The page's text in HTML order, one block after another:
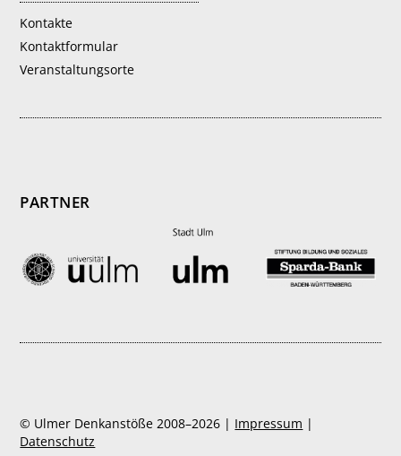
Kontakte
Kontaktformular
Veranstaltungsorte
PARTNER
© Ulmer Denkanstöße 2008–2026 | Impressum |
Datenschutz